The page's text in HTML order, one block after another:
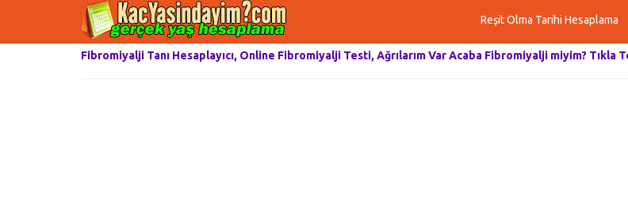
Reşit Olma Tarihi Hesaplama
Fibromiyalji Tanı Hesaplayıcı, Online Fibromiyalji Testi, Ağrılarım Var Acaba Fibromiyalji miyim? Tıkla